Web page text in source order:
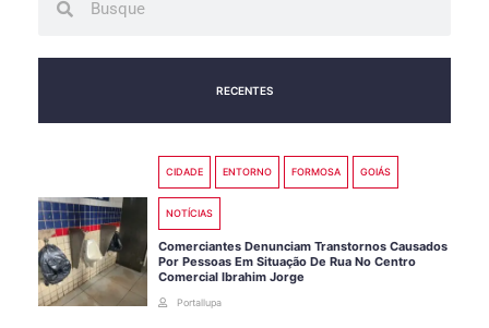
RECENTES
CIDADE ENTORNO FORMOSA GOIÁS
NOTÍCIAS
Comerciantes Denunciam Transtornos Causados
Por Pessoas Em Situação De Rua No Centro
Comercial Ibrahim Jorge
Portallupa